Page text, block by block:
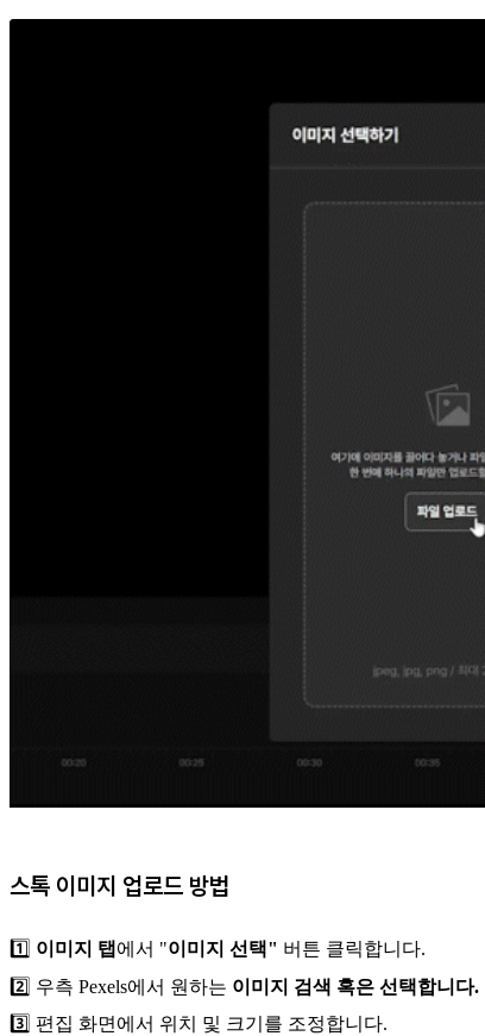
스톡 이미지 업로드 방법
1️⃣ 이미지 탭 에서 "이미지 선택" 버튼 클릭합니다.
2️⃣ 우측 Pexels에서 원하는 이미지 검색 혹은 선택합니다.
3️⃣ 편집 화면에서 위치 및 크기를 조정합니다.